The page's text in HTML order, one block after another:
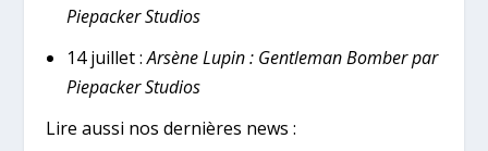
Piepacker Studios
14 juillet :Arsène Lupin : Gentleman Bomber par
Piepacker Studios
Lire aussi nos dernières news :